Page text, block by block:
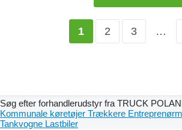
1 2 3 …
Søg efter forhandlerudstyr fra TRUCK
Kommunale køretøjer Trækkere
Tankvogne Lastbiler